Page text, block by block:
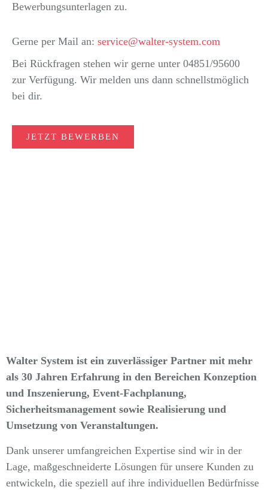
Bewerbungsunterlagen zu.
Gerne per Mail an: service@walter-system.com
Bei Rückfragen stehen wir gerne unter 04851/95600
zur Verfügung. Wir melden uns dann schnellstmöglich
bei dir.
JETZT BEWERBEN
Walter System ist ein zuverlässiger Partner mit mehr
als 30 Jahren Erfahrung in den Bereichen Konzeption
und Inszenierung, Event-Fachplanung,
Sicherheitsmanagement sowie Realisierung und
Umsetzung von Veranstaltungen.
Dank unserer umfangreichen Expertise sind wir in der
Lage, maßgeschneiderte Lösungen für unsere Kunden zu
entwickeln, die speziell auf ihre individuellen Bedürfnisse